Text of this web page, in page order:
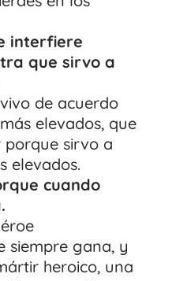
interfiere
que sirvo a
de acuerdo
elevados, que
sirvo a
elevados.
cuando
siempre gana, y
heroico, una